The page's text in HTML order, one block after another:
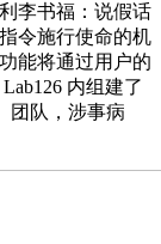
李书福：说假话
令施行使命的机
能将通过用户的
内组建了
团队，涉事病